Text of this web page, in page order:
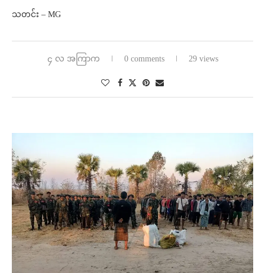
သတင်း – MG
၄ လ အကြာက 0 comments 29 views